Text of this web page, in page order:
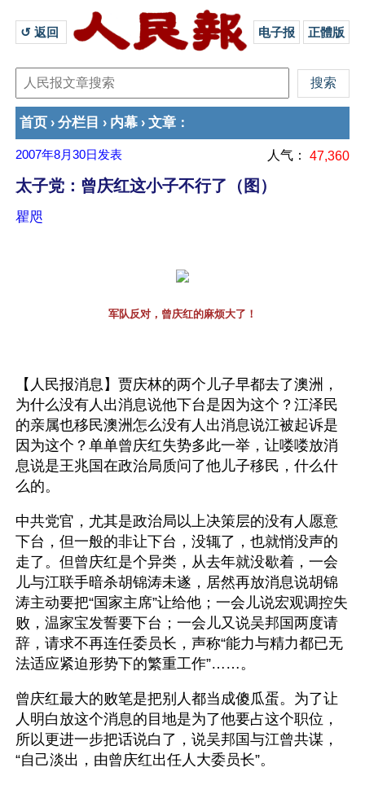
↺ 返回 电子报 正體版
首页 › 分栏目 › 内幕 › 文章 ：
2007年8月30日 发表 人气： 47,360
太子党：曾庆红这小子不行了（图）
瞿咫
军队反对，曾庆红的麻烦大了！
【人民报消息】贾庆林的两个儿子早都去了澳洲，
为什么没有人出消息说他下台是因为这个？江泽民
的亲属也移民澳洲怎么没有人出消息说江被起诉是
因为这个？单单曾庆红失势多此一举，让喽喽放消
息说是王兆国在政治局质问了他儿子移民，什么什
么的。
中共党官，尤其是政治局以上决策层的没有人愿意
下台，但一般的非让下台，没辄了，也就悄没声的
走了。但曾庆红是个异类，从去年就没歇着，一会
儿与江联手暗杀胡锦涛未遂，居然再放消息说胡锦
涛主动要把“国家主席”让给他；一会儿说宏观调控失
败，温家宝发誓要下台；一会儿又说吴邦国两度请
辞，请求不再连任委员长，声称“能力与精力都已无
法适应紧迫形势下的繁重工作”……。
曾庆红最大的败笔是把别人都当成傻瓜蛋。为了让
人明白放这个消息的目地是为了他要占这个职位，
所以更进一步把话说白了，说吴邦国与江曾共谋，
“自己淡出，由曾庆红出任人大委员长”。